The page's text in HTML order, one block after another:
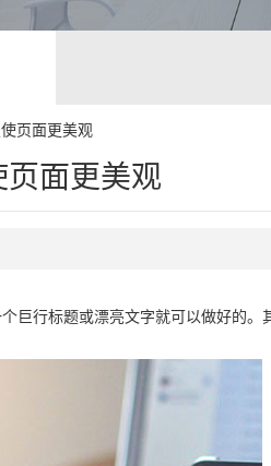
页面更美观
面更美观
巨行标题或漂亮文字就可以做好的